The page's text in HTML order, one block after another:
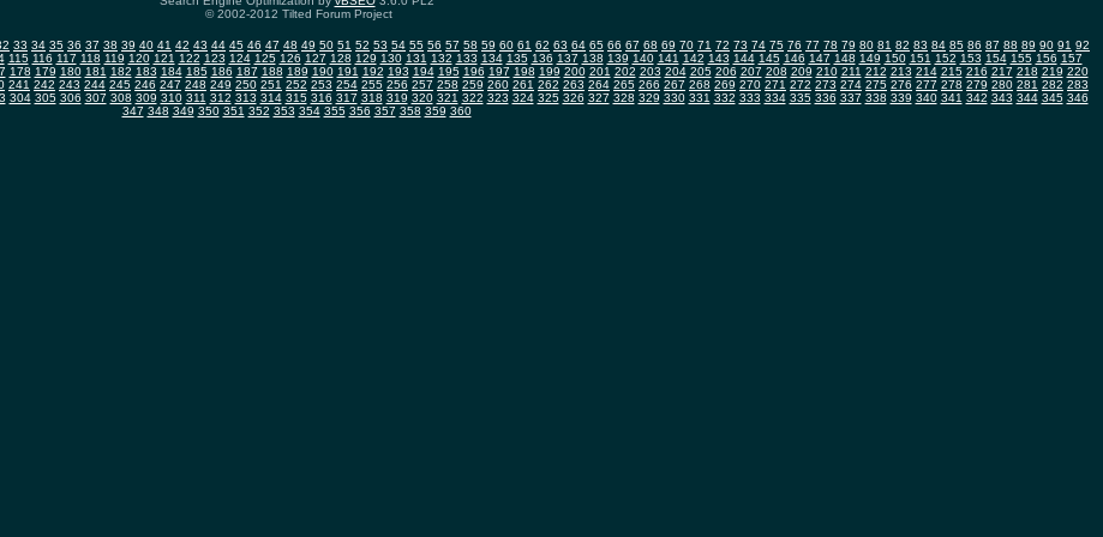
© 2002-2012 Tilted Forum Project
33 34 35 36 37 38 39 40 41 42 43 44 45 46 47 48 49 50 51 52 53 54 55 56 57 58 59 60 61 62 63 64 65 66 67 68 69 70 71 72 73 74 75 76 77 78 79 80 81 82 83 84 85 86 87 88 89 90 91 92
115 116 117 118 119 120 121 122 123 124 125 126 127 128 129 130 131 132 133 134 135 136 137 138 139 140 141 142 143 144 145 146 147 148 149 150 151 152 153 154 155 156 157
178 179 180 181 182 183 184 185 186 187 188 189 190 191 192 193 194 195 196 197 198 199 200 201 202 203 204 205 206 207 208 209 210 211 212 213 214 215 216 217 218 219 220
241 242 243 244 245 246 247 248 249 250 251 252 253 254 255 256 257 258 259 260 261 262 263 264 265 266 267 268 269 270 271 272 273 274 275 276 277 278 279 280 281 282 283
304 305 306 307 308 309 310 311 312 313 314 315 316 317 318 319 320 321 322 323 324 325 326 327 328 329 330 331 332 333 334 335 336 337 338 339 340 341 342 343 344 345 346
347 348 349 350 351 352 353 354 355 356 357 358 359 360